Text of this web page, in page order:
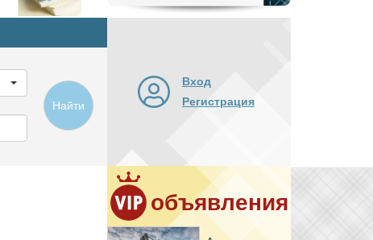
Найти
Вход
Регистрация
объявления